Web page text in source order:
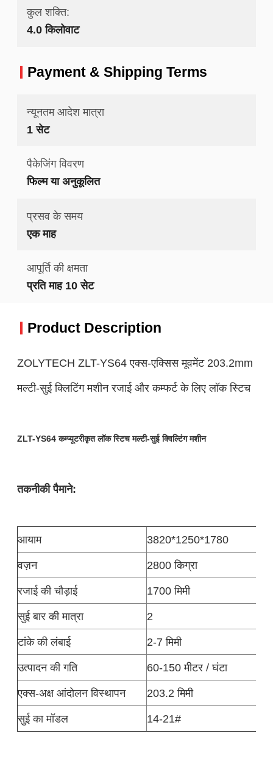
कुल शक्ति:
4.0 किलोवाट
Payment & Shipping Terms
न्यूनतम आदेश मात्रा
1 सेट
पैकेजिंग विवरण
फिल्म या अनुकूलित
प्रसव के समय
एक माह
आपूर्ति की क्षमता
प्रति माह 10 सेट
Product Description
ZOLYTECH ZLT-YS64 एक्स-एक्सिस मूवमेंट 203.2mm
मल्टी-सुई क्लिटिंग मशीन रजाई और कम्फर्ट के लिए लॉक स्टिच
ZLT-YS64 कम्प्यूटरीकृत लॉक स्टिच मल्टी-सुई क्विल्टिंग मशीन
तकनीकी पैमाने:
आयाम
3820*1250*1780
वज़न
2800 किग्रा
रजाई की चौड़ाई
1700 मिमी
सुई बार की मात्रा
2
टांके की लंबाई
2-7 मिमी
उत्पादन की गति
60-150 मीटर / घंटा
एक्स-अक्ष आंदोलन विस्थापन
203.2 मिमी
सुई का मॉडल
14-21#